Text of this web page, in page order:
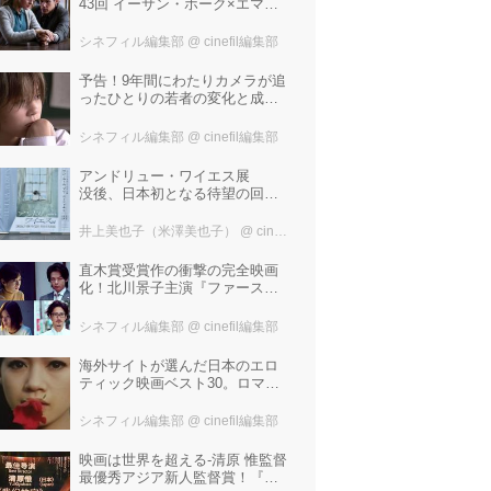
43回 イーサン・ホーク×エマ・
仕掛ける、実話に基づく衝撃の
ン』！
シネフィル編集部 @ cinefil編集部
予告！9年間にわたりカメラが追
ったひとりの若者の変化と成長
戻るとき 空と木の実の9年間』
シネフィル編集部 @ cinefil編集部
アンドリュー・ワイエス展
没後、日本初となる待望の回顧
は？ 独自の精神世界を描く 豊
23日まで開催！
井上美也子（米澤美也子） @ cinefil編集部
直木賞受賞作の衝撃の完全映画
化！北川景子主演『ファースト
化学反応」と絶賛した追加キャ
塚洋介！
シネフィル編集部 @ cinefil編集部
海外サイトが選んだ日本のエロ
ティック映画ベスト30。ロマン
ントから選ばれた、大島渚、塚
シネフィル編集部 @ cinefil編集部
映画は世界を超える-清原 惟監督
最優秀アジア新人監督賞！『わ